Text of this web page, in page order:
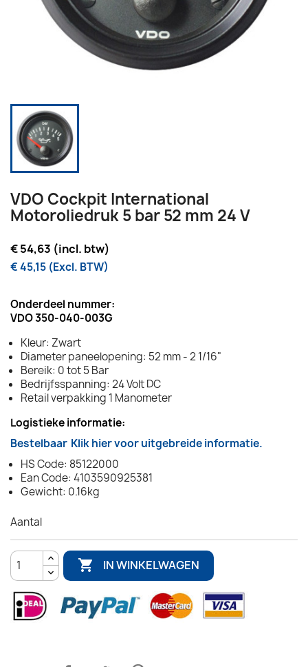
VDO Cockpit International
Motoroliedruk 5 bar 52 mm 24 V
€ 54,63 (incl. btw)
€ 45,15 (Excl. BTW)
Onderdeel nummer:
VDO 350-040-003G
Kleur: Zwart
Diameter paneelopening: 52 mm - 2 1/16"
Bereik: 0 tot 5 Bar
Bedrijfsspanning: 24 Volt DC
Retail verpakking 1 Manometer
Logistieke informatie:
Bestelbaar Klik hier voor uitgebreide informatie.
HS Code: 85122000
Ean Code: 4103590925381
Gewicht: 0.16kg
Aantal
 IN WINKELWAGEN